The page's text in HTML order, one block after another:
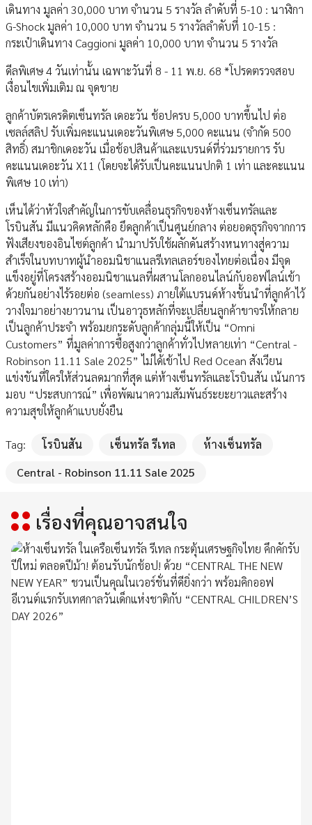
เดินทาง มูลค่า 30,000 บาท จำนวน 5 รางวัล ลำดับที่ 5-10 : นาฬิกา
G-Shock มูลค่า 10,000 บาท จำนวน 5 รางวัลลำดับที่ 10-15 :
กระเป๋าเดินทาง Caggioni มูลค่า 10,000 บาท จำนวน 5 รางวัล
ดีลพิเศษ 4 วันเท่านั้น เฉพาะวันที่ 8 - 11 พ.ย. 68 *โปรดตรวจสอบ
เงื่อนไขเพิ่มเติม ณ จุดขาย
ลูกค้าบัตรเครดิตเซ็นทรัล เดอะวัน ช้อปครบ 5,000 บาทขึ้นไป ต่อ
เซลล์สลิป รับเพิ่มคะแนนเดอะวันพิเศษ 5,000 คะแนน (จำกัด 500
สิทธิ์) สมาชิกเดอะวัน เมื่อช้อปสินค้าและแบรนด์ที่ร่วมรายการ รับ
คะแนนเดอะวัน X11 (โดยจะได้รับเป็นคะแนนปกติ 1 เท่า และคะแนน
พิเศษ 10 เท่า)
เห็นได้ว่าหัวใจสำคัญในการขับเคลื่อนธุรกิจของห้างเซ็นทรัลและ
โรบินสัน มีแนวคิดหลักคือ ยึดลูกค้าเป็นศูนย์กลาง ต่อยอดธุรกิจจากการ
ฟังเสียงของอินไซต์ลูกค้า นำมาปรับใช้ผลักดันสร้างหนทางสู่ความ
สำเร็จในบทบาทผู้นำออมนิชาแนลรีเทลเลอร์ของไทยต่อเนื่อง มีจุด
แข็งอยู่ที่โครงสร้างออมนิชาแนลที่ผสานโลกออนไลน์กับออฟไลน์เข้า
ด้วยกันอย่างไร้รอยต่อ (seamless) ภายใต้แบรนด์ห้างชั้นนำที่ลูกค้าไว้
วางใจมาอย่างยาวนาน เป็นอาวุธหลักที่จะเปลี่ยนลูกค้าขาจรให้กลาย
เป็นลูกค้าประจำ พร้อมยกระดับลูกค้ากลุ่มนี้ให้เป็น “Omni
Customers” ที่มูลค่าการซื้อสูงกว่าลูกค้าทั่วไปหลายเท่า “Central -
Robinson 11.11 Sale 2025” ไม่ได้เข้าไป Red Ocean สังเวียน
แข่งขันที่ใครให้ส่วนลดมากที่สุด แต่ห้างเซ็นทรัลและโรบินสัน เน้นการ
มอบ “ประสบการณ์” เพื่อพัฒนาความสัมพันธ์ระยะยาวและสร้าง
ความสุขให้ลูกค้าแบบยั่งยืน
Tag: โรบินสัน เซ็นทรัล รีเทล
ห้างเซ็นทรัล
Central - Robinson 11.11 Sale 2025
เรื่องที่คุณอาจสนใจ